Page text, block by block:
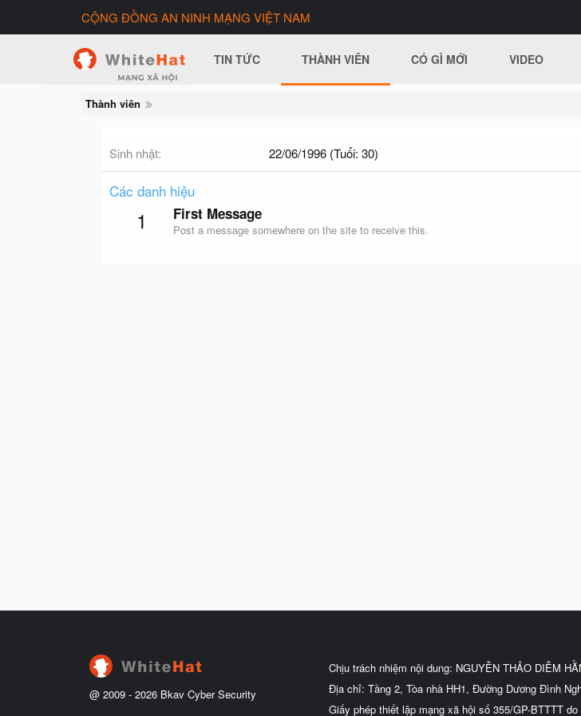
CỘNG ĐỒNG AN NINH MẠNG VIỆT NAM
TIN TỨC THÀNH VIÊN CÓ GÌ MỚI VIDEO
Thành viên
Sinh nhật 22/06/1996 (Tuổi: 30)
Các danh hiệu
1 First Message
Post a message somewhere on the site to receive this.
@ 2009 - 2026 Bkav Cyber Security
Chịu trách nhiệm nội dung: NGUYỄN THẢO DIỄM
Địa chỉ: Tầng 2, Tòa nhà HH1, Đường Dương Đình
Giấy phép thiết lập mạng xã hội số 355/GP-BTTTT